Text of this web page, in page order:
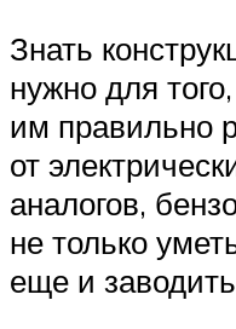
Знать
нужно для
им правильно
от
аналогов,
не только
еще и